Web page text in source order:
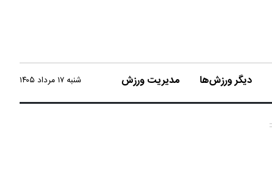
دیگر ورزش‌ها مدیریت ورزش شنبه ۱۷ مرداد ۱۴۰۵